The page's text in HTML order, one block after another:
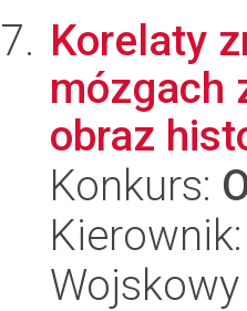
Korelaty
mózgach
obraz
Konkurs: